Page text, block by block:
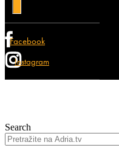
Facebook
Instagram
Search